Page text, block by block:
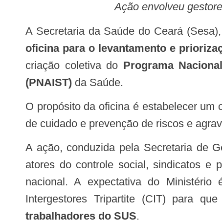
Ação envolveu
A Secretaria da Saúde do Ceará
oficina para o levantamento e
criação coletiva do Programa
(PNAIST) da Saúde.
O propósito da oficina é estabelecer um
de cuidado e prevenção de riscos e
A ação, conduzida pela Secretaria de Gestão do Trabalho e da Educação (SGTES) do MS, envolveu gestores, funcionários,
atores do controle social, sindicatos e
nacional. A expectativa do
Intergestores Tripartite (CIT) para que
trabalhadores do SUS.